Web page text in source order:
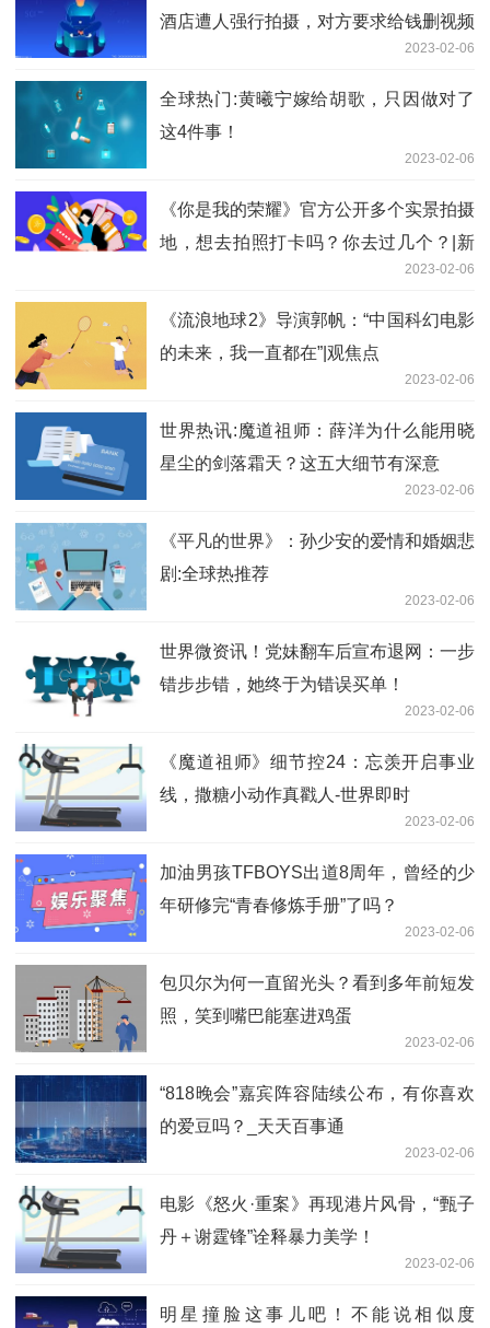
酒店遭人强行拍摄，对方要求给钱删视频
2023-02-06
全球热门:黄曦宁嫁给胡歌，只因做对了
这4件事！
2023-02-06
《你是我的荣耀》官方公开多个实景拍摄
地，想去拍照打卡吗？你去过几个？|新
2023-02-06
《流浪地球2》导演郭帆：“中国科幻电影
的未来，我一直都在”|观焦点
2023-02-06
世界热讯:魔道祖师：薛洋为什么能用晓
星尘的剑落霜天？这五大细节有深意
2023-02-06
《平凡的世界》：孙少安的爱情和婚姻悲
剧:全球热推荐
2023-02-06
世界微资讯！党妹翻车后宣布退网：一步
错步步错，她终于为错误买单！
2023-02-06
《魔道祖师》细节控24：忘羡开启事业
线，撒糖小动作真戳人-世界即时
2023-02-06
加油男孩TFBOYS出道8周年，曾经的少
年研修完“青春修炼手册”了吗？
2023-02-06
包贝尔为何一直留光头？看到多年前短发
照，笑到嘴巴能塞进鸡蛋
2023-02-06
“818晚会”嘉宾阵容陆续公布，有你喜欢
的爱豆吗？_天天百事通
2023-02-06
电影《怒火·重案》再现港片风骨，“甄子
丹＋谢霆锋”诠释暴力美学！
2023-02-06
明星撞脸这事儿吧！不能说相似度